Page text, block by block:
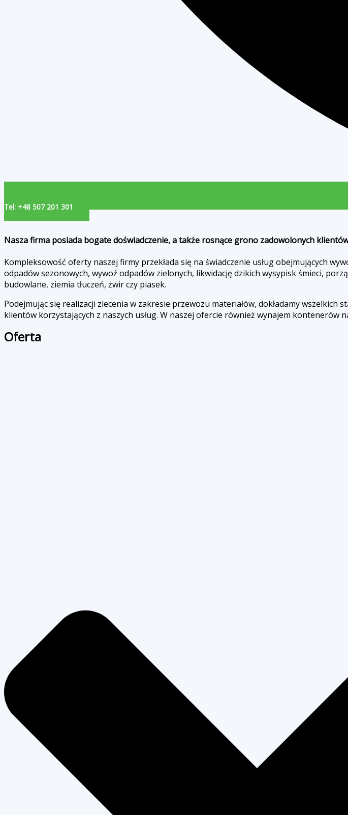
Tel: +48 507 201 301
Nasza firma posiada bogate doświadczenie, a także rosnące grono zadowolonych
Kompleksowość oferty naszej firmy przekłada się na świadczenie usług obejmujących
odpadów sezonowych, wywoź odpadów zielonych, likwidację dzikich wysypisk śmieci,
budowlane, ziemia tłuczeń, żwir czy piasek.
Podejmując się realizacji zlecenia w zakresie przewozu materiałów, dokładamy
klientów korzystających z naszych usług. W naszej ofercie również wynajem kontenerów
Oferta